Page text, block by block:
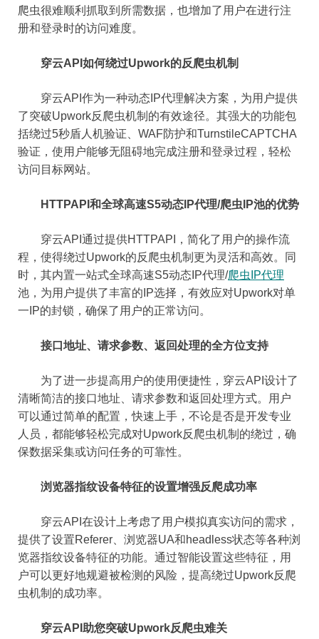
爬虫很难顺利抓取到所需数据，也增加了用户在进行注
册和登录时的访问难度。
穿云API如何绕过Upwork的反爬虫机制
穿云API作为一种动态IP代理解决方案，为用户提供
了突破Upwork反爬虫机制的有效途径。其强大的功能包
括绕过5秒盾人机验证、WAF防护和TurnstileCAPTCHA
验证，使用户能够无阻碍地完成注册和登录过程，轻松
访问目标网站。
HTTPAPI和全球高速S5动态IP代理/爬虫IP池的优势
穿云API通过提供HTTPAPI，简化了用户的操作流
程，使得绕过Upwork的反爬虫机制更为灵活和高效。同
时，其内置一站式全球高速S5动态IP代理/爬虫IP代理
池，为用户提供了丰富的IP选择，有效应对Upwork对单
一IP的封锁，确保了用户的正常访问。
接口地址、请求参数、返回处理的全方位支持
为了进一步提高用户的使用便捷性，穿云API设计了
清晰简洁的接口地址、请求参数和返回处理方式。用户
可以通过简单的配置，快速上手，不论是否是开发专业
人员，都能够轻松完成对Upwork反爬虫机制的绕过，确
保数据采集或访问任务的可靠性。
浏览器指纹设备特征的设置增强反爬成功率
穿云API在设计上考虑了用户模拟真实访问的需求，
提供了设置Referer、浏览器UA和headless状态等各种浏
览器指纹设备特征的功能。通过智能设置这些特征，用
户可以更好地规避被检测的风险，提高绕过Upwork反爬
虫机制的成功率。
穿云API助您突破Upwork反爬虫难关